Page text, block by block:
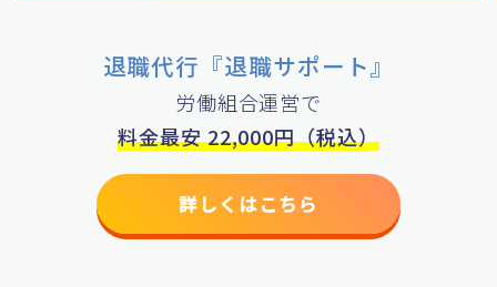
退職代行『退職サポート』
労働組合運営で
料金最安 22,000円（税込）
詳しくはこちら